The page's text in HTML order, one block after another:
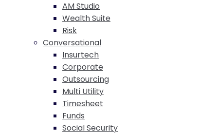
AM Studio
Wealth Suite
Risk
Conversational
Insurtech
Corporate
Outsourcing
Multi Utility
Timesheet
Funds
Social Security